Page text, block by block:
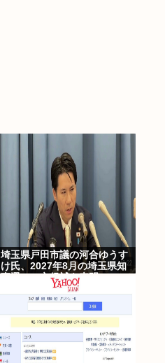
埼玉県戸田市議の河合ゆうす
け氏、2027年8月の埼玉県知
事選への立候補を表明